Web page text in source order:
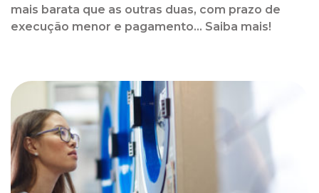
mais barata que as outras duas, com prazo de
execução menor e pagamento... Saiba mais!